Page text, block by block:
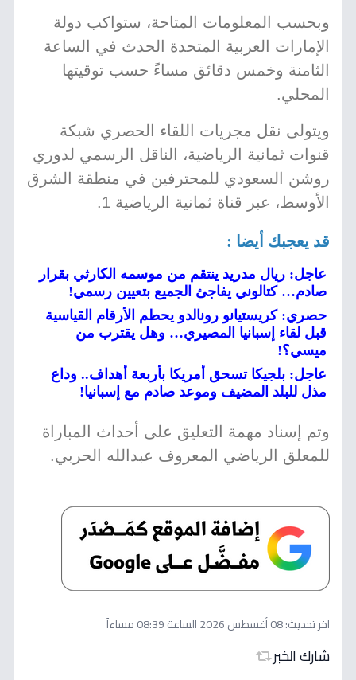
وبحسب المعلومات المتاحة، ستواكب دولة
الإمارات العربية المتحدة الحدث في الساعة
الثامنة وخمس دقائق مساءً حسب توقيتها
المحلي.
ويتولى نقل مجريات اللقاء الحصري شبكة
قنوات ثمانية الرياضية، الناقل الرسمي لدوري
روشن السعودي للمحترفين في منطقة الشرق
الأوسط، عبر قناة ثمانية الرياضية 1.
قد يعجبك أيضا :
عاجل: ريال مدريد ينتقم من موسمه الكارثي بقرار
صادم… كتالوني يفاجئ الجميع بتعيين رسمي!
حصري: كريستيانو رونالدو يحطم الأرقام القياسية
قبل لقاء إسبانيا المصيري… وهل يقترب من
ميسي؟!
عاجل: بلجيكا تسحق أمريكا بأربعة أهداف.. وداع
مذل للبلد المضيف وموعد صادم مع إسبانيا!
وتم إسناد مهمة التعليق على أحداث المباراة
للمعلق الرياضي المعروف عبدالله الحربي.
اخر تحديث:08 أغسطس 2026 الساعة 08:39 مساءاً
شارك الخبر